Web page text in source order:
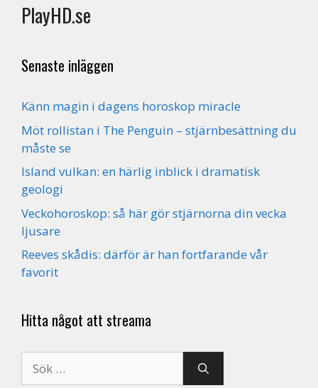
PlayHD.se
Senaste inläggen
Känn magin i dagens horoskop miracle
Möt rollistan i The Penguin – stjärnbesättning du
måste se
Island vulkan: en härlig inblick i dramatisk
geologi
Veckohoroskop: så här gör stjärnorna din vecka
ljusare
Reeves skådis: därför är han fortfarande vår
favorit
Hitta något att streama
efter: